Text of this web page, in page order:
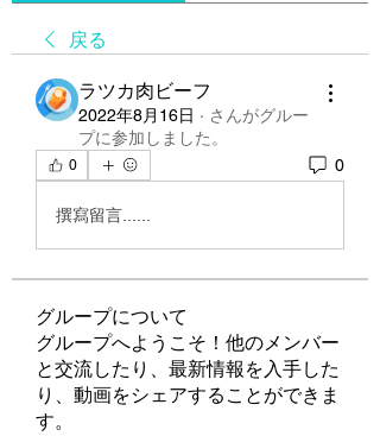
戻る
ラツカ肉ビーフ
2022年8月16日 · さんがグルー
プに参加しました。
0 0
撰寫留言......
グループについて
グループへようこそ！他のメンバー
と交流したり、最新情報を入手した
り、動画をシェアすることができま
す。